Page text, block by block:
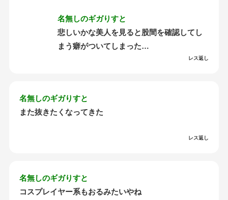
名無しのギガりすと
悲しいかな美人を見ると股間を確認してし
まう癖がついてしまった…
レス返し
名無しのギガりすと
また抜きたくなってきた
レス返し
名無しのギガりすと
コスプレイヤー系もおるみたいやね